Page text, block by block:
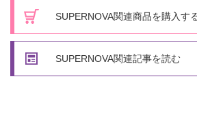
SUPERNOVA関連商品を購入す
SUPERNOVA関連記事を読む